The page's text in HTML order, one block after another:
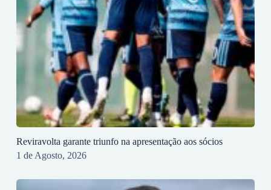
Reviravolta garante triunfo na apresentação aos sócios
1 de Agosto, 2026